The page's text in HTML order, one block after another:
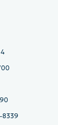
8339